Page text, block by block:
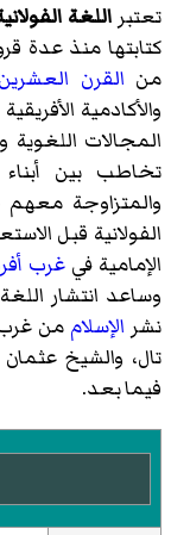
تعتبراللغة
كتابتها منذ عدة
من القرن العشرين
والأكادمية
المجالات اللغوية
تخاطب بين أبناء
والمتزاوجة معهم
الفولانية قبل
الإمامية فيغرب
وساعد انتشار اللغة
نشر الإسلام من غرب
تال، والشيخ
فيما بعد.